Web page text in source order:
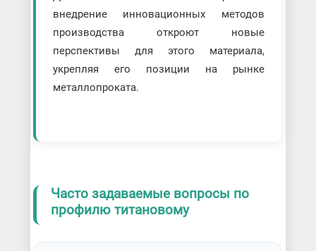
внедрение инновационных методов
производства откроют новые
перспективы для этого материала,
укрепляя его позиции на рынке
металлопроката.
Часто задаваемые вопросы по
профилю титановому